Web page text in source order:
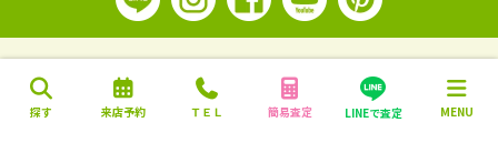
探す 来店予約 ＴＥＬ 簡易査定 LINEで査定 MENU